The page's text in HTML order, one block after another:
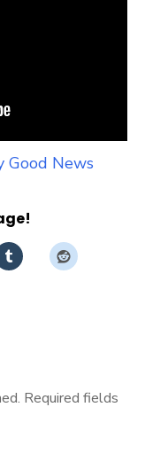
Good News
Required fields